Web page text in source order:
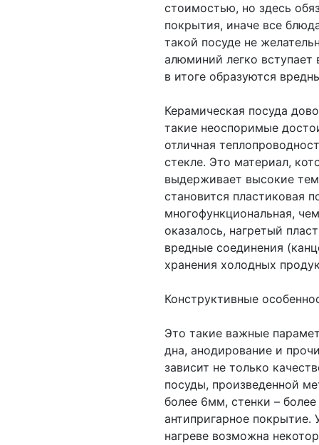
стоимостью, но здесь
покрытия, иначе все
такой посуде не
алюминий легко вступает
в итоге образуются
Керамическая посуда
такие неоспоримые
отличная
стекле. Это материал,
выдерживает высокие
становится пластиковая
многофункциональная,
оказалось, нагретый
вредные соединения
хранения холодных
Конструктивные
Это такие важные
дна, анодирование и
зависит не только
посуды, произведенной
более 6мм, стенки –
антипригарное
нагреве возможна